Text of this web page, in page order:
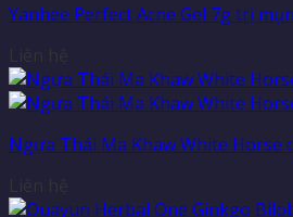
Yanhee Perfect Acne Gel 7g trị mụn
Ngựa Thái Ma Khaw White Horse